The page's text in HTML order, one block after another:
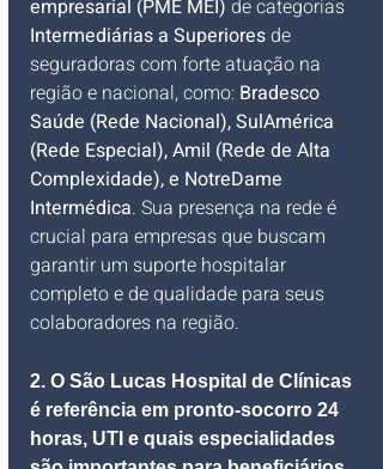
empresarial (PME MEI) de categorias
Intermediárias a Superiores de
seguradoras com forte atuação na
região e nacional, como: Bradesco
Saúde (Rede Nacional), SulAmérica
(Rede Especial), Amil (Rede de Alta
Complexidade), e NotreDame
Intermédica. Sua presença na rede é
crucial para empresas que buscam
garantir um suporte hospitalar
completo e de qualidade para seus
colaboradores na região.
2. O São Lucas Hospital de Clínicas
é referência em pronto-socorro 24
horas, UTI e quais especialidades